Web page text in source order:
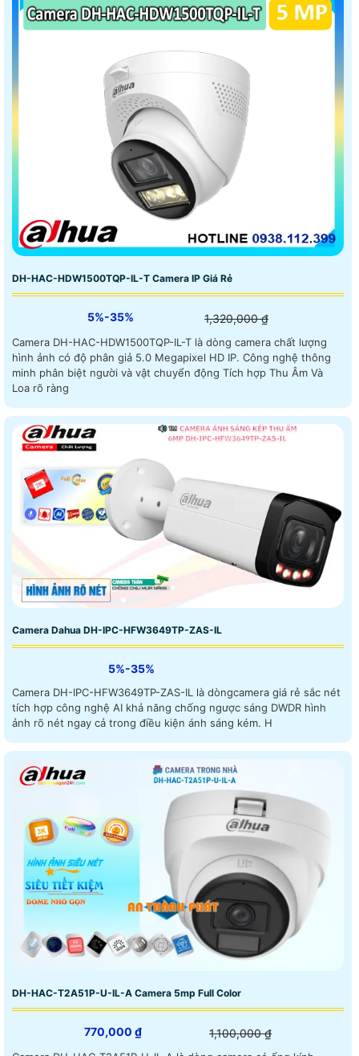
DH-HAC-HDW1500TQP-IL-T Camera IP Giá Rẻ
5%-35% 1,320,000 ₫
Camera DH-HAC-HDW1500TQP-IL-T là dòng camera chất lượng
hình ảnh có độ phân giả 5.0 Megapixel HD IP. Công nghệ thông
minh phân biệt người và vật chuyển động Tích hợp Thu Âm Và
Loa rõ ràng
Camera Dahua DH-IPC-HFW3649TP-ZAS-IL
5%-35%
Camera DH-IPC-HFW3649TP-ZAS-IL là dòngcamera giá rẻ sắc nét
tích hợp công nghệ AI khả năng chống ngược sáng DWDR hình
ảnh rõ nét ngay cả trong điều kiện ánh sáng kém. H
DH-HAC-T2A51P-U-IL-A Camera 5mp Full Color
770,000 ₫ 1,100,000 ₫